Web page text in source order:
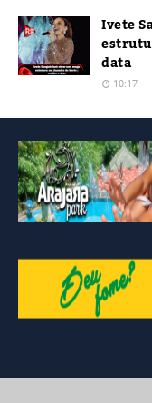
Ivete
data
10:17